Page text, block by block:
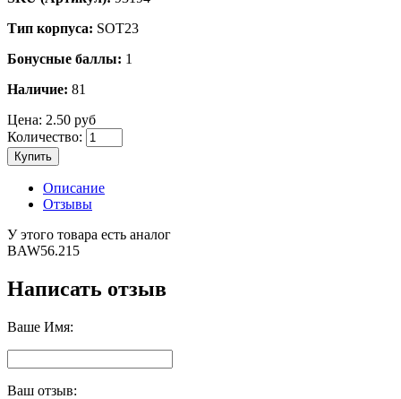
Тип корпуса: SOT23
Бонусные баллы: 1
Наличие: 81
Цена: 2.50 руб
Количество:
Купить
Описание
Отзывы
У этого товара есть аналог
BAW56.215
Написать отзыв
Ваше Имя:
Ваш отзыв: